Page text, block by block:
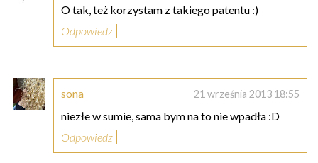
O tak, też korzystam z takiego patentu :)
Odpowiedz
sona 21 września 2013 18:55
niezłe w sumie, sama bym na to nie wpadła :D
Odpowiedz